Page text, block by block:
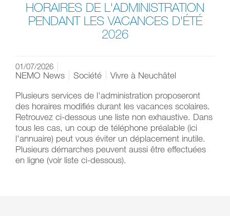
HORAIRES DE L'ADMINISTRATION
PENDANT LES VACANCES D'ÉTÉ
2026
01/07/2026
NEMO News Société
Vivre à Neuchâtel
Plusieurs services de l'administration proposeront
des horaires modifiés durant les vacances scolaires.
Retrouvez ci-dessous une liste non exhaustive. Dans
tous les cas, un coup de téléphone préalable (ici
l'annuaire) peut vous éviter un déplacement inutile.
Plusieurs démarches peuvent aussi être effectuées
en ligne (voir liste ci-dessous).